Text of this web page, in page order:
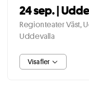
24 sep. |
Regionteater Väst,
Uddevalla
Visa fler